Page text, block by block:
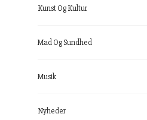
Kunst Og Kultur
Mad Og Sundhed
Musik
Nyheder